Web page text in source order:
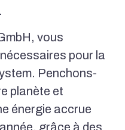
vous
pour la
Penchons-
planète et
énergie accrue
grâce à des